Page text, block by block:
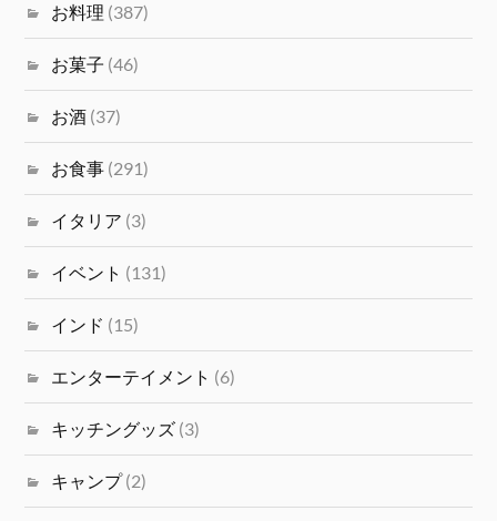
お料理 (387)
お菓子 (46)
お酒 (37)
お食事 (291)
イタリア (3)
イベント (131)
インド (15)
エンターテイメント (6)
キッチングッズ (3)
キャンプ(2)